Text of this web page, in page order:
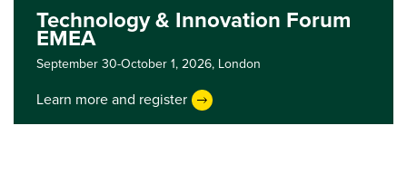
Technology & Innovation Forum
EMEA
September 30-October 1, 2026, London
Learn more and register